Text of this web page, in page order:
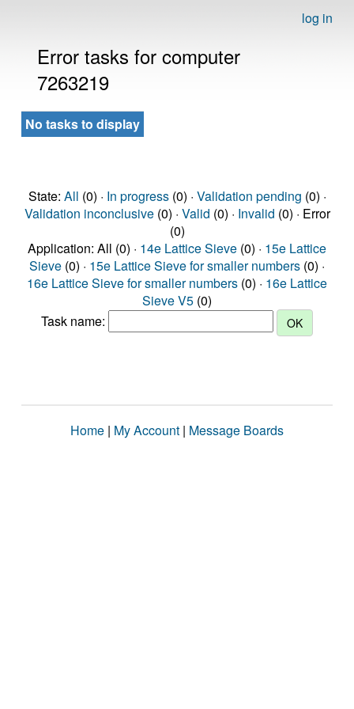
log in
Error tasks for computer
7263219
No tasks to display
State: All (0) · In progress(0) · Validation pending (0) ·
Validation inconclusive(0) · Valid (0) · Invalid (0) · Error
(0)
Application: All (0) · 14e Lattice Sieve (0) · 15e Lattice
Sieve (0) · 15e Lattice Sieve for smaller numbers (0) ·
16e Lattice Sieve for smaller numbers (0) · 16e Lattice
Sieve V5 (0)
Task name:
Home | My Account | Message Boards